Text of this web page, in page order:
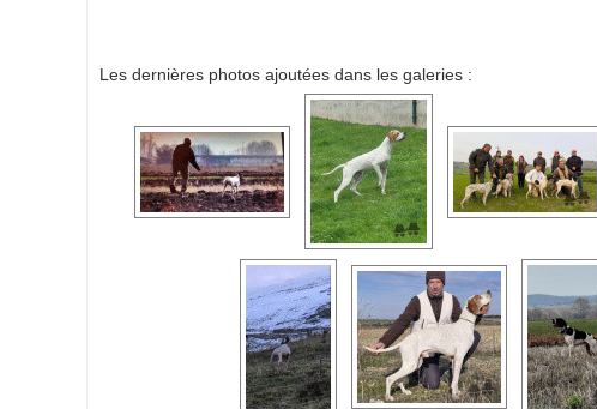
Les dernières photos ajoutées dans les galeries :